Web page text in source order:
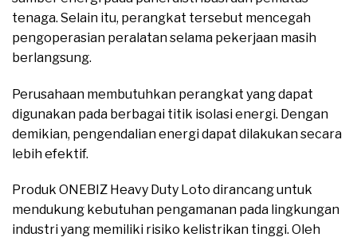
tenaga. Selain itu, perangkat tersebut mencegah
pengoperasian peralatan selama pekerjaan masih
berlangsung.
Perusahaan membutuhkan perangkat yang dapat
digunakan pada berbagai titik isolasi energi. Dengan
demikian, pengendalian energi dapat dilakukan secara
lebih efektif.
Produk ONEBIZ Heavy Duty Loto dirancang untuk
mendukung kebutuhan pengamanan pada lingkungan
industri yang memiliki risiko kelistrikan tinggi. Oleh